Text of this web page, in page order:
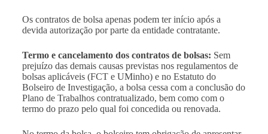
Os contratos de bolsa apenas podem ter início após a
devida autorização por parte da entidade contratante.
Termo e cancelamento dos contratos de bolsas: Sem
prejuízo das demais causas previstas nos regulamentos de
bolsas aplicáveis (FCT e UMinho) e no Estatuto do
Bolseiro de Investigação, a bolsa cessa com a conclusão do
Plano de Trabalhos contratualizado, bem como com o
termo do prazo pelo qual foi concedida ou renovada.